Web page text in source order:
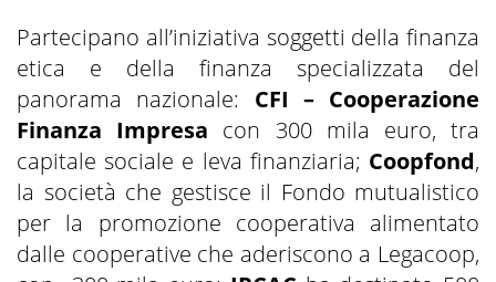
Partecipano all’iniziativa soggetti della finanza
etica e della finanza specializzata del
panorama nazionale: CFI – Cooperazione
Finanza Impresa con 300 mila euro, tra
capitale sociale e leva finanziaria; Coopfond,
la società che gestisce il Fondo mutualistico
per la promozione cooperativa alimentato
dalle cooperative che aderiscono a Legacoop,